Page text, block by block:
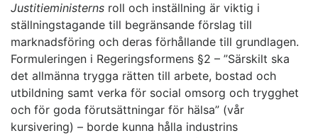
Justitieministerns roll och inställning är viktig i
ställningstagande till begränsande förslag till
marknadsföring och deras förhållande till grundlagen.
Formuleringen i Regeringsformens §2 – ”Särskilt ska
det allmänna trygga rätten till arbete, bostad och
utbildning samt verka för social omsorg och trygghet
och för goda förutsättningar för hälsa” (vår
kursivering) – borde kunna hålla industrins